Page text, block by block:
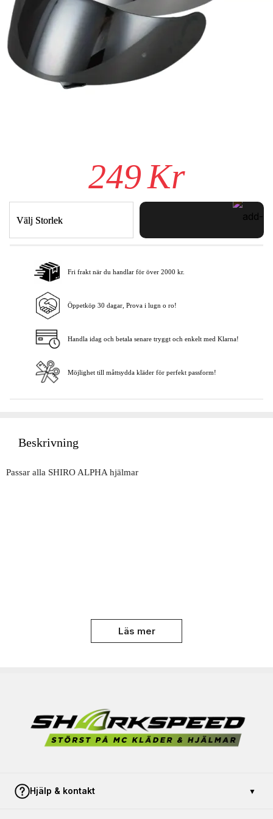
249Kr
Välj Storlek
Lägg i varukorgen
Fri frakt när du handlar för över 2000 kr.
Öppetköp 30 dagar, Prova i lugn o ro!
Handla idag och betala senare tryggt och enkelt med Klarna!
Möjlighet till måttsydda kläder för perfekt passform!
Beskrivning
Passar alla SHIRO ALPHA hjälmar
Läs mer
Hjälp & kontakt ▼